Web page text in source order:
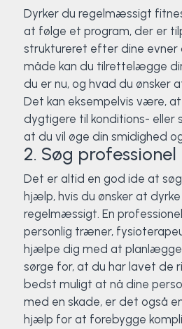
Dyrker du regelmæssigt
at følge et program, der er
struktureret efter dine evner
måde kan du tilrettelægge
du er nu, og hvad du ønsker
Det kan eksempelvis være,
dygtigere til konditions- eller
at du vil øge din smidighed
2. Søg
Det er altid en god ide at
hjælp, hvis du ønsker at
regelmæssigt. En
personlig træner,
hjælpe dig med at
sørge for, at du har lavet de
bedst muligt at nå dine
med en skade, er det også
hjælp for at forebygge